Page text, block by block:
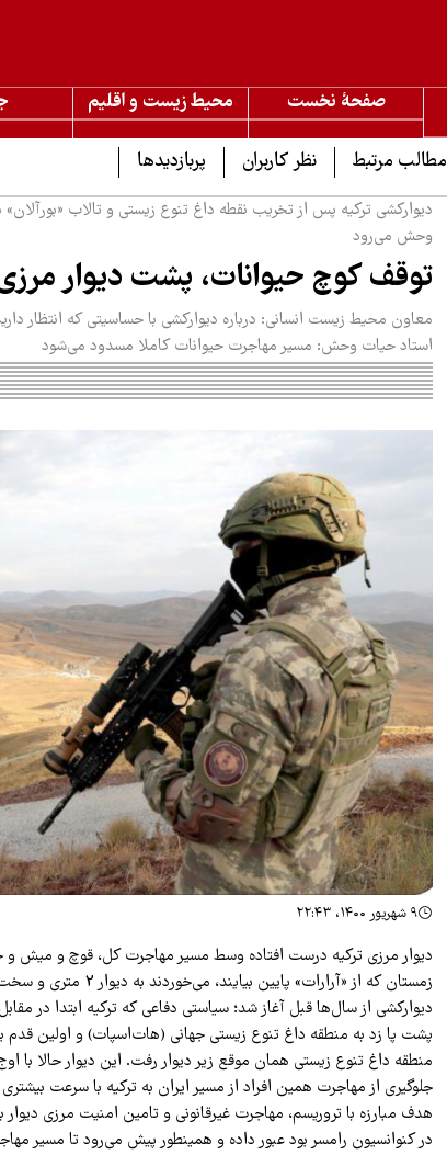
صفحۀ نخست محیط زیست و اقلیم
مطالب مرتبط
نظر کاربران پربازدیدها
دیوارکشی ترکیه پس از تخریب نقطه داغ تنوع زیستی و تالاب
وحش می‌رود
توقف کوچ حیوانات، پشت دیوار
معاون محیط زیست انسانی: درباره دیوارکشی با حساسیتی که انتظار
استاد حیات وحش: مسیر مهاجرت حیوانات کاملا مسدود می‌شود
۹ شهریور ۱۴۰۰، ۲۲:۴۳
دیوار مرزی ترکیه درست افتاده وسط مسیر مهاجرت کل، قوچ و میش
دیوارکشی از سال‌ها قبل آغاز شد؛ سیاستی دفاعی که ترکیه ابتدا در
پشت پا زد به منطقه داغ تنوع زیستی جهانی (هات‌اسپات) و اولین
منطقه داغ تنوع زیستی همان موقع زیر دیوار رفت. این دیوار حالا با
جلوگیری از مهاجرت همین افراد از مسیر ایران به ترکیه با سرعت
هدف مبارزه با تروریسم، مهاجرت غیرقانونی و تامین امنیت مرزی دیوار
در کنوانسیون رامسر بود عبور داده و همینطور پیش می‌رود تا مسیر